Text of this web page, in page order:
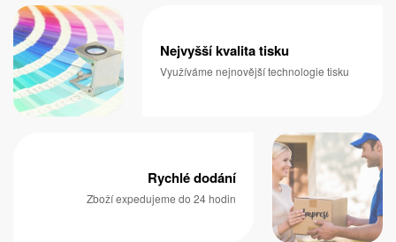
Nejvyšší kvalita tisku
Využíváme nejnovější technologie tisku
Rychlé dodání
Zboží expedujeme do 24 hodin